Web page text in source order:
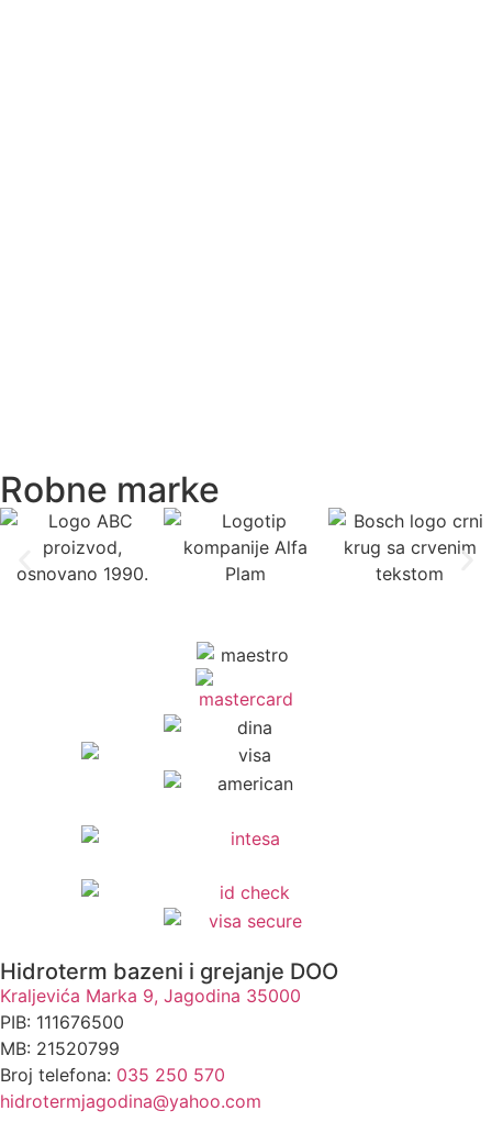
Robne marke
Hidroterm bazeni i grejanje DOO
Kraljevića Marka 9, Jagodina 35000
PIB: 111676500
MB: 21520799
Broj telefona: 035 250 570
hidrotermjagodina@yahoo.com